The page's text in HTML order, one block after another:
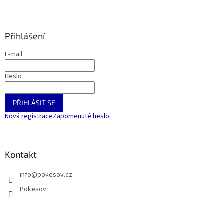
Přihlášení
E-mail
Heslo
PŘIHLÁSIT SE
Nová registraceZapomenuté heslo
Kontakt
info@pokesov.cz
Pokesov